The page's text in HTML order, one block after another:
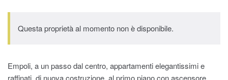
Questa proprietà al momento non è disponibile.
Empoli, a un passo dal centro, appartamenti elegantissimi e
raffinati, di nuova costruzione, al primo piano con ascensore,